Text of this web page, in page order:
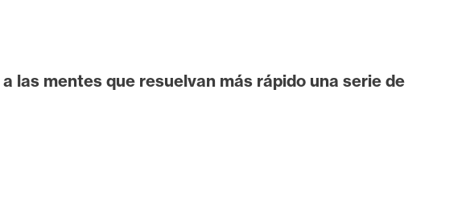
a las mentes que resuelvan más rápido una serie de